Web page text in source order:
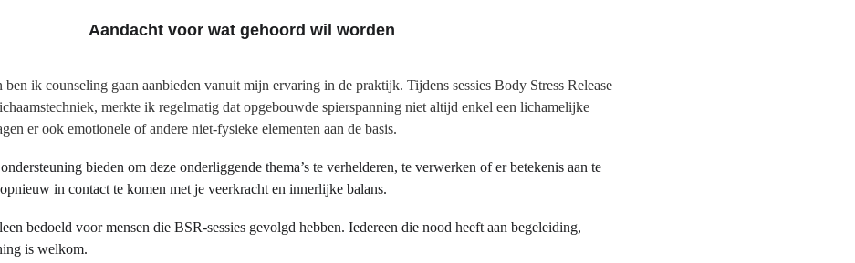
Aandacht voor wat gehoord wil worden
ben ik counseling gaan aanbieden vanuit mijn ervaring in de praktijk. Tijdens sessies Body Stress Release
merkte ik regelmatig dat opgebouwde spierspanning niet altijd enkel een lichamelijke
er ook emotionele of andere niet-fysieke elementen aan de basis.
bieden om deze onderliggende thema’s te verhelderen, te verwerken of er betekenis aan te
in contact te komen met je veerkracht en innerlijke balans.
bedoeld voor mensen die BSR-sessies gevolgd hebben. Iedereen die nood heeft aan begeleiding,
is welkom.